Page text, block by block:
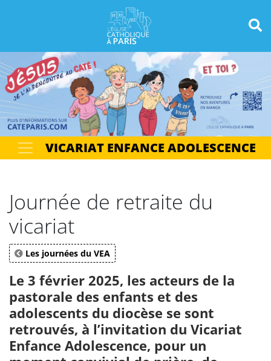
Votre recherche OK
VICARIAT ENFANCE ADOLESCENCE
Journée de retraite du
vicariat
Les journées du VEA
Le 3 février 2025, les acteurs de la
pastorale des enfants et des
adolescents du diocèse se sont
retrouvés, à l’invitation du Vicariat
Enfance Adolescence, pour un
Panneau de gestion des cookies